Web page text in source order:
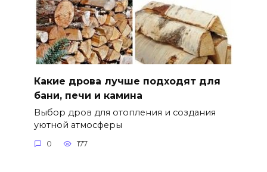
Какие дрова лучше подходят для
бани, печи и камина
Выбор дров для отопления и создания
уютной атмосферы
0 177